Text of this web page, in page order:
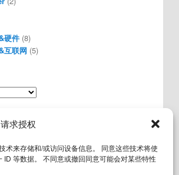
请求授权
术来存储和/或访问设备信息。 同意这些技术将使
等数据。 不同意或撤回同意可能会对某些特性
硬件(8)
互联网(5)